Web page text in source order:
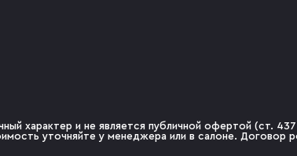
характер и не является публичной офертой (ст.
уточняйте у менеджера или в салоне. Договор